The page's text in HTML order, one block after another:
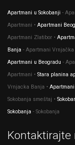
Apartmani u Sokobanji -
Apartmani • Apartmani
Apartmani Zlatibor •
Banja - Apartmani Vrnjačka
Apartmani u Beogradu -
Apartmani • Stara planina
Vrnjacka Banja • Apartmani
Sokobanja smeštaj •
Sokobanja - Sokobanja
Kontaktirajte